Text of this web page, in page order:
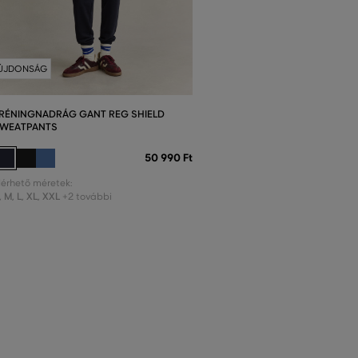
GANT REG SHIELD
50 990 Ft
méretek:
, M, L, XL, XXL +2 további